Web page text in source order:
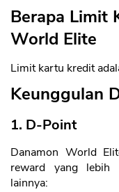
Berapa Limit
World Elite
Limit kartu kredit
Keunggulan
1. D-Point
Danamon World
reward yang lebih
lainnya: